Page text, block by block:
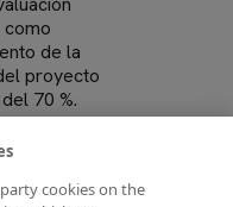
de la
proyecto
70 %.
los fines
cookies on the